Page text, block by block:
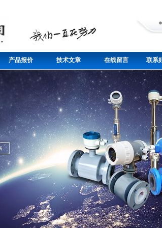
产品报价 技术文章 在线留言 联系